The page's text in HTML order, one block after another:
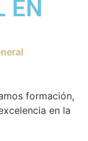
EN
formación,
en la